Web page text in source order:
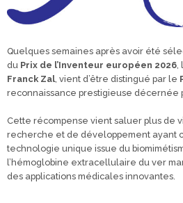
Quelques semaines après avoir été
du Prix de l’Inventeur européen 2026
Franck Zal , vient d’être distingué par le
reconnaissance prestigieuse décernée
Cette récompense vient saluer plus de
recherche et de développement ayant
technologie unique issue du
l’hémoglobine extracellulaire du ver
des applications médicales innovantes.